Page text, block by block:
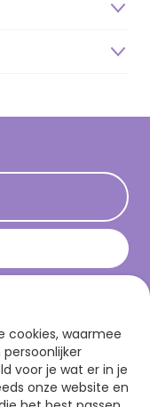
cookies, waarmee
voor je wat er in je
onze website en